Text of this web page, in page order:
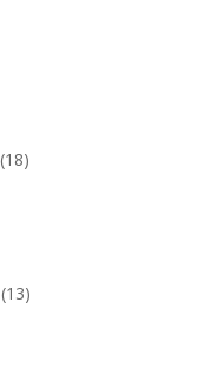
(18)
(13)